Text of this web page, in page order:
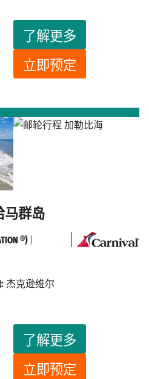
了解更多
立即预定
马群岛
了解更多
立即预定
®)|
杰克逊维尔